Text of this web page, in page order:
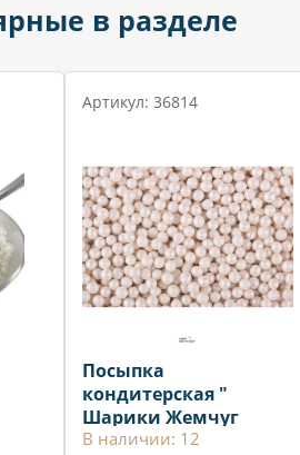
в разделе
Артикул: 36814
Посыпка
кондитерская "
Шарики Жемчуг
белый " 100 гр
В наличии: 12